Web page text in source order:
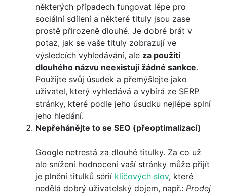
některých případech fungovat lépe pro
sociální sdílení a některé tituly jsou zase
prostě přirozeně dlouhé. Je dobré brát v
potaz, jak se vaše tituly zobrazují ve
výsledcích vyhledávání, ale za použití
dlouhého názvu neexistují žádné sankce.
Použijte svůj úsudek a přemýšlejte jako
uživatel, který vyhledává a vybírá ze SERP
stránky, které podle jeho úsudku nejlépe splní
jeho hledání.
Nepřehánějte to se SEO (přeoptimalizací)
Google netrestá za dlouhé titulky. Za co už
ale snížení hodnocení vaší stránky může přijít
je plnění titulků sérií klíčových slov, které
nedělá dobrý uživatelský dojem, např.: Prodej